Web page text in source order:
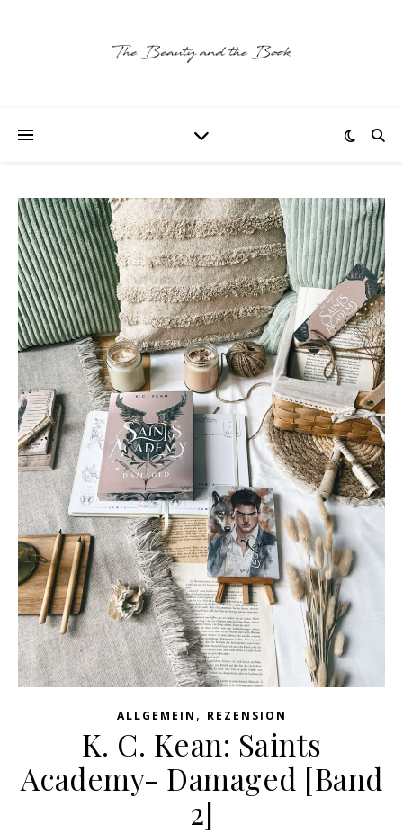
ALLGEMEIN , REZENSION
K. C. Kean: Saints
Academy- Damaged [Band
2]